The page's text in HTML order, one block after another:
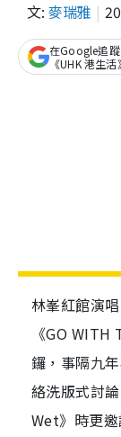
文: 麥瑞雅
在Google追蹤
《UHK 港生活
林峯紅館演
《GO WITH
鑼，事隔九
絡洗版式討
Wet》時更